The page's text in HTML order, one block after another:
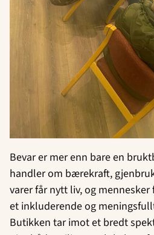
Bevar er mer enn bare en
handler om bærekraft,
varer får nytt liv, og
et inkluderende og
Butikken tar imot et bredt